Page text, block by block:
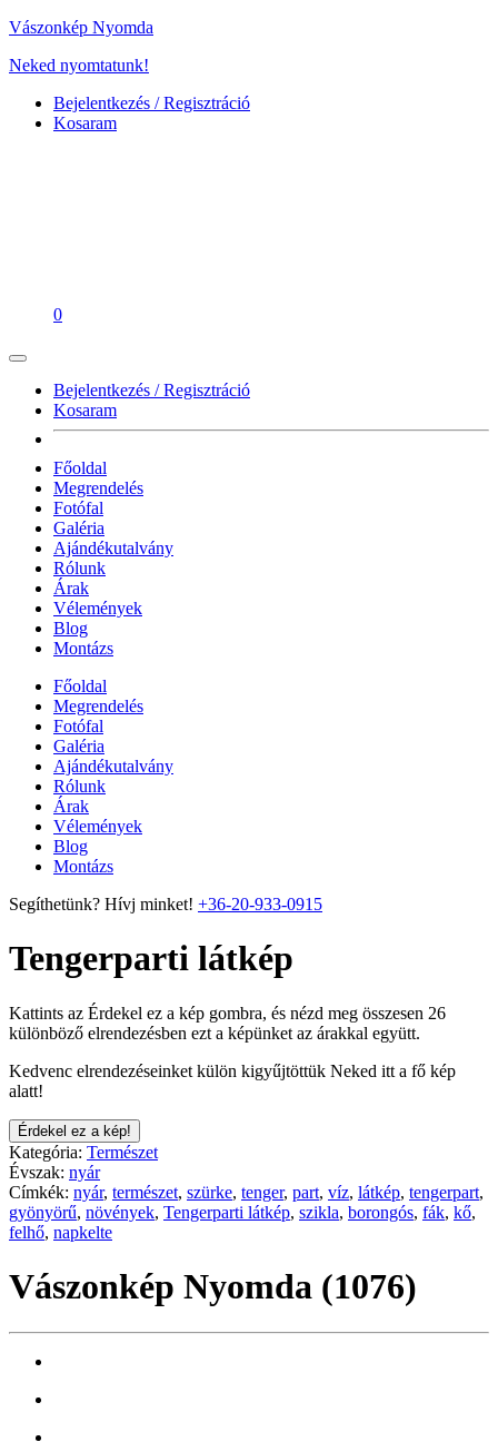
Vászonkép Nyomda
Neked nyomtatunk!
Bejelentkezés / Regisztráció
Kosaram
0
Bejelentkezés / Regisztráció
Kosaram
Főoldal
Megrendelés
Fotófal
Galéria
Ajándékutalvány
Rólunk
Árak
Vélemények
Blog
Montázs
Főoldal
Megrendelés
Fotófal
Galéria
Ajándékutalvány
Rólunk
Árak
Vélemények
Blog
Montázs
Segíthetünk? Hívj minket! +36-20-933-0915
Tengerparti látkép
Kattints az Érdekel ez a kép gombra, és nézd meg összesen 26
különböző elrendezésben ezt a képünket az árakkal együtt.
Kedvenc elrendezéseinket külön kigyűjtöttük Neked itt a fő kép
alatt!
Érdekel ez a kép!
Kategória: Természet
Évszak: nyár
Címkék: nyár, természet, szürke, tenger, part, víz, látkép, tengerpart,
gyönyörű, növények, Tengerparti látkép, szikla, borongós, fák, kő,
felhő, napkelte
Vászonkép Nyomda (1076)